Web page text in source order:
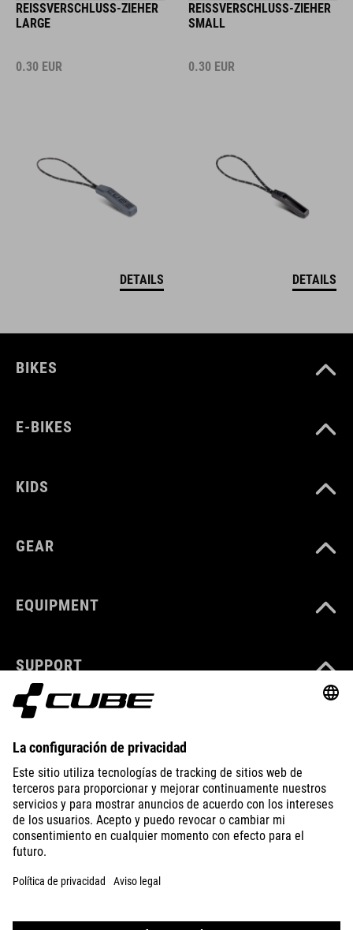
REISSVERSCHLUSS-ZIEHER L
ARGE
0.30 EUR
DETAILS
REISSVERSCHLUSS-ZIEHER S
MALL
0.30 EUR
DETAILS
BIKES
E-BIKES
KIDS
GEAR
EQUIPMENT
SUPPORT
ÜBER UNS
ENTDECKEN